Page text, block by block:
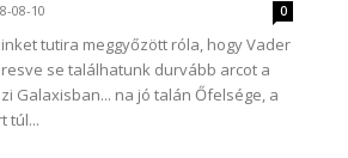
08-10 0
tutira meggyőzött róla, hogy Vader
se találhatunk durvább arcot a
Galaxisban... na jó talán Őfelsége, a
túl...